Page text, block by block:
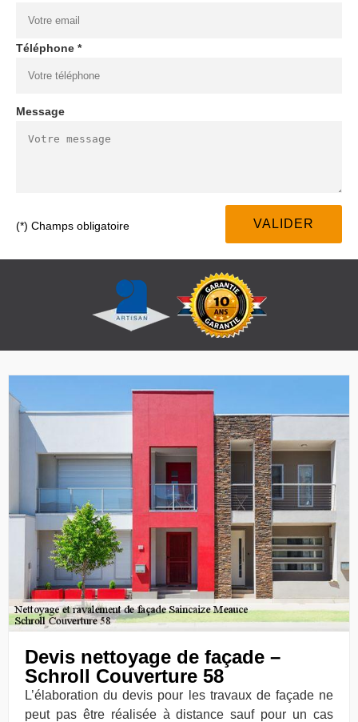
Téléphone *
Message
(*) Champs obligatoire
Devis nettoyage de façade –
Schroll Couverture 58
L’élaboration du devis pour les travaux de façade ne
peut pas être réalisée à distance sauf pour un cas